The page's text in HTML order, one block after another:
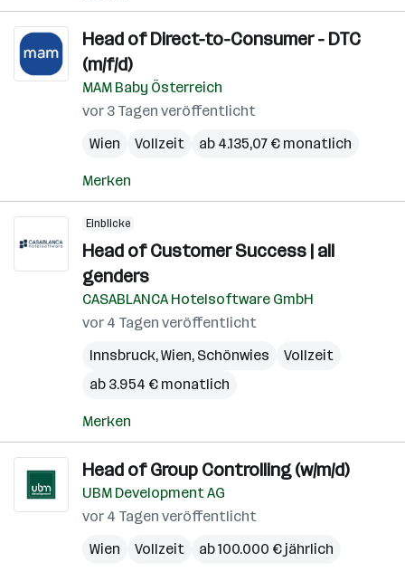
Head of Direct-to-Consumer - DTC
(m/f/d)
MAM Baby Österreich
vor 3 Tagen veröffentlicht
Wien
Vollzeit ab 4.135,07 € monatlich
Merken
Einblicke
Head of Customer Success | all
genders
CASABLANCA Hotelsoftware GmbH
vor 4 Tagen veröffentlicht
Innsbruck,Wien, Schönwies
Vollzeit
ab 3.954 € monatlich
Merken
Head of Group Controlling (w/m/d)
UBM Development AG
vor 4 Tagen veröffentlicht
Wien
Vollzeit ab 100.000 € jährlich